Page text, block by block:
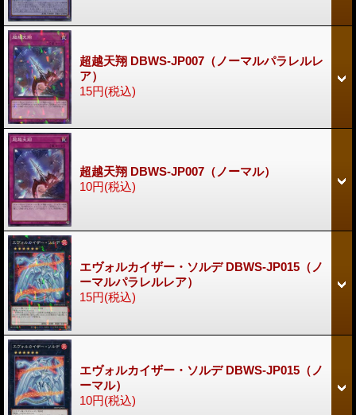
超越天翔 DBWS-JP007（ノーマルパラレルレ
ア）
15円(税込)
超越天翔 DBWS-JP007（ノーマル）
10円(税込)
エヴォルカイザー・ソルデ DBWS-JP015（ノ
ーマルパラレルレア）
15円(税込)
エヴォルカイザー・ソルデ DBWS-JP015（ノ
ーマル）
10円(税込)